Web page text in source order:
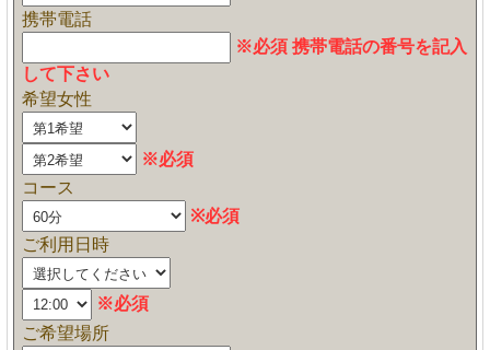
携帯電話
※必須 携帯電話の番号を記入
して下さい
希望女性
※必須
コース
※必須
ご利用日時
※必須
ご希望場所